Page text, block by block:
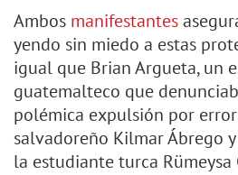
Ambos manifestantes
yendo sin miedo a estas
igual que Brian Argueta, un
guatemalteco que
polémica expulsión por
salvadoreño Kilmar Ábrego
la estudiante turca Rümeysa